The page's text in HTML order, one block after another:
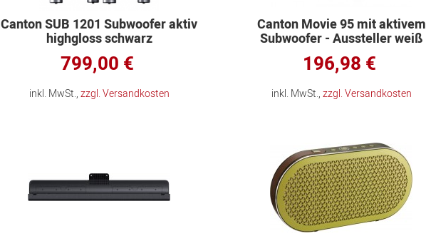
Canton SUB 1201 Subwoofer aktiv
highgloss schwarz
799,00 €
inkl. MwSt.,zzgl. Versandkosten
Canton Movie 95 mit aktivem
Subwoofer - Aussteller weiß
196,98 €
inkl. MwSt.,zzgl. Versandkosten